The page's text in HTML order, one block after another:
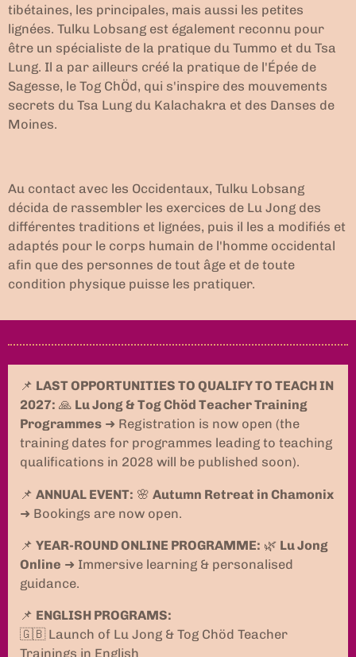
tibétaines, les principales, mais aussi les petites
lignées. Tulku Lobsang est également reconnu pour
être un spécialiste de la pratique du Tummo et du Tsa
Lung. Il a par ailleurs créé la pratique de l'Épée de
Sagesse, le Tog ChÖd, qui s'inspire des mouvements
secrets du Tsa Lung du Kalachakra et des Danses de
Moines.
Au contact avec les Occidentaux, Tulku Lobsang
décida de rassembler les exercices de Lu Jong des
différentes traditions et lignées, puis il les a modifiés et
adaptés pour le corps humain de l'homme occidental
afin que des personnes de tout âge et de toute
condition physique puisse les pratiquer.
📌 LAST OPPORTUNITIES TO QUALIFY TO TEACH IN
2027: 🙏 Lu Jong & Tog Chöd Teacher Training
Programmes ➜ Registration is now open (the
training dates for programmes leading to teaching
qualifications in 2028 will be published soon).
📌 ANNUAL EVENT: 🌸 Autumn Retreat in Chamonix
➜ Bookings are now open.
📌 YEAR-ROUND ONLINE PROGRAMME: 🌿 Lu Jong
Online ➜ Immersive learning & personalised
guidance.
📌 ENGLISH PROGRAMS:
🇬🇧 Launch of Lu Jong & Tog Chöd Teacher
Trainings in English